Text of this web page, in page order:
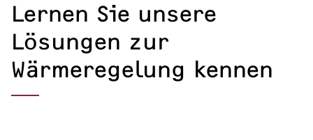
Lernen Sie unsere
Lösungen zur
Wärmeregelung kennen